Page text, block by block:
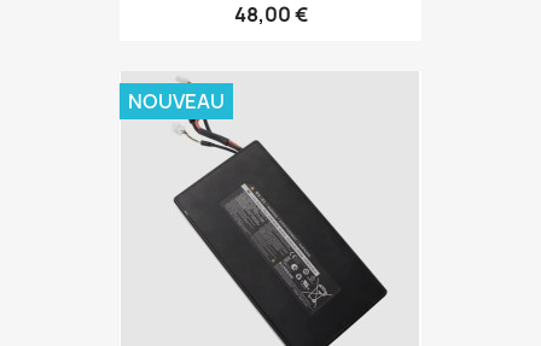
48,00 €
NOUVEAU